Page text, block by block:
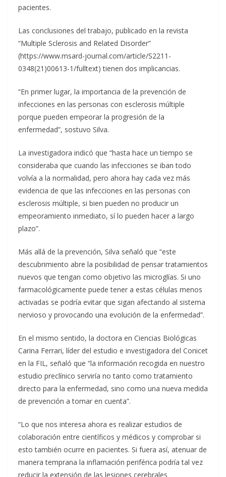
pacientes.
Las conclusiones del trabajo, publicado en la revista
“Multiple Sclerosis and Related Disorder”
(https://www.msard-journal.com/article/S2211-
0348(21)00613-1/fulltext) tienen dos implicancias.
“En primer lugar, la importancia de la prevención de
infecciones en las personas con esclerosis múltiple
porque pueden empeorar la progresión de la
enfermedad”, sostuvo Silva.
La investigadora indicó que “hasta hace un tiempo se
consideraba que cuando las infecciones se iban todo
volvía a la normalidad, pero ahora hay cada vez más
evidencia de que las infecciones en las personas con
esclerosis múltiple, si bien pueden no producir un
empeoramiento inmediato, sí lo pueden hacer a largo
plazo”.
Más allá de la prevención, Silva señaló que “este
descubrimiento abre la posibilidad de pensar tratamientos
nuevos que tengan como objetivo las microglías. Si uno
farmacológicamente puede tener a estas células menos
activadas se podría evitar que sigan afectando al sistema
nervioso y provocando una evolución de la enfermedad”.
En el mismo sentido, la doctora en Ciencias Biológicas
Carina Ferrari, líder del estudio e investigadora del Conicet
en la FIL, señaló que “la información recogida en nuestro
estudio preclínico serviría no tanto como tratamiento
directo para la enfermedad, sino como una nueva medida
de prevención a tomar en cuenta”.
“Lo que nos interesa ahora es realizar estudios de
colaboración entre científicos y médicos y comprobar si
esto también ocurre en pacientes. Si fuera así, atenuar de
manera temprana la inflamación periférica podría tal vez
reducir la extensión de las lesiones cerebrales